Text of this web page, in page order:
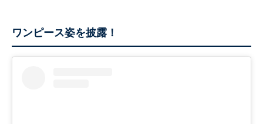
ワンピース姿を披露！